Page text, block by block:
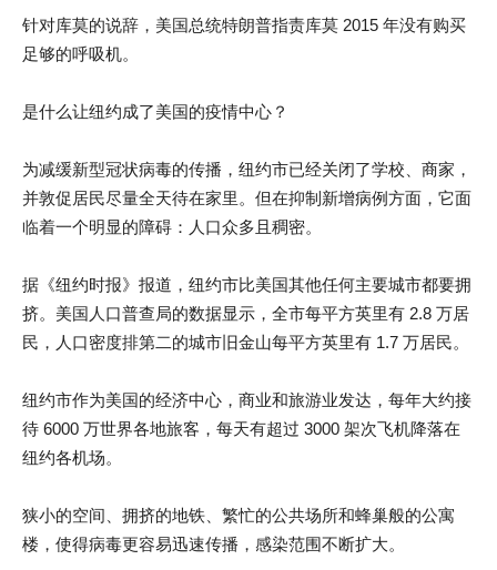
针对库莫的说辞，美国总统特朗普指责库莫 2015 年没有购买
足够的呼吸机。
是什么让纽约成了美国的疫情中心？
为减缓新型冠状病毒的传播，纽约市已经关闭了学校、商家，
并敦促居民尽量全天待在家里。但在抑制新增病例方面，它面
临着一个明显的障碍：人口众多且稠密。
据《纽约时报》报道，纽约市比美国其他任何主要城市都要拥
挤。美国人口普查局的数据显示，全市每平方英里有 2.8 万居
民，人口密度排第二的城市旧金山每平方英里有 1.7 万居民。
纽约市作为美国的经济中心，商业和旅游业发达，每年大约接
待 6000 万世界各地旅客，每天有超过 3000 架次飞机降落在
纽约各机场。
狭小的空间、拥挤的地铁、繁忙的公共场所和蜂巢般的公寓
楼，使得病毒更容易迅速传播，感染范围不断扩大。